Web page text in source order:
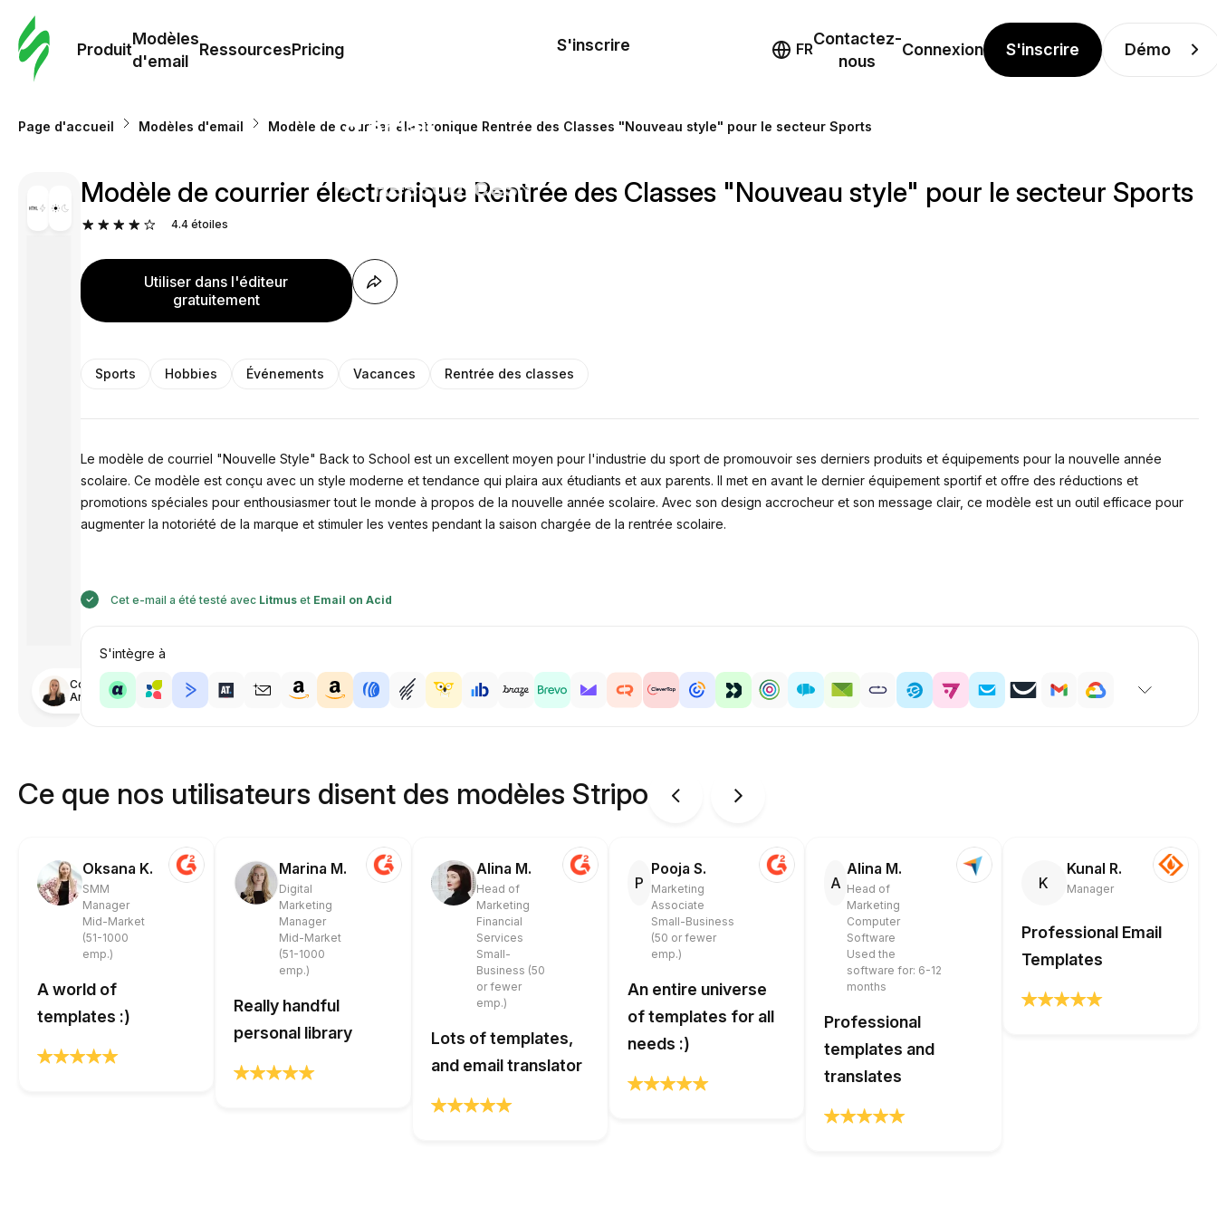
Produit
Modèles
d'email
RessourcesPricing
d'email
Ressources
S'inscrire FR
Contactez-
nous
Connexion S'inscrire Démo
Page d'accueil Modèles d'email Modèle de courrier électronique Rentrée des Classes "Nouveau style" pour le secteur Sports
Conçu par
Anastasiia
Modèle de courrier électronique Rentrée des Classes "Nouveau style" pour le secteur Sports
4.4étoiles
Utiliser dans l'éditeur
gratuitement
Sports Hobbies Événements Vacances Rentrée des сlasses
Le modèle de courriel "Nouvelle Style" Back to School est un excellent moyen pour l'industrie du sport de promouvoir ses derniers produits et équipements pour la nouvelle année
scolaire. Ce modèle est conçu avec un style moderne et tendance qui plaira aux étudiants et aux parents. Il met en avant le dernier équipement sportif et offre des réductions et
promotions spéciales pour enthousiasmer tout le monde à propos de la nouvelle année scolaire. Avec son design accrocheur et son message clair, ce modèle est un outil efficace pour
augmenter la notoriété de la marque et stimuler les ventes pendant la saison chargée de la rentrée scolaire.
Cet e-mail a été testé avec Litmuset Email on Acid
S'intègre à
Ce que nos utilisateurs disent des modèles Stripo
Oksana K.
SMM
Manager
Mid-Market
(51-1000
emp.)
A world of
templates :)
Marina M.
Digital
Marketing
Manager
Mid-Market
(51-1000
emp.)
Really handful
personal library
Alina M.
Head of
Marketing
Financial
Services
Small-
Business (50
or fewer
emp.)
Lots of templates,
and email translator
P
Pooja S.
Marketing
Associate
Small-Business
(50 or fewer
emp.)
An entire universe
of templates for all
needs :)
A
Alina M.
Head of
Marketing
Computer
Software
Used the
software for: 6-12
months
Professional
templates and
translates
K
Kunal R.
Manager
Professional Email
Templates